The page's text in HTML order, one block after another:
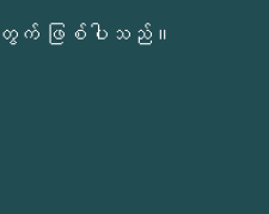
ဖြစ်ပါသည်။